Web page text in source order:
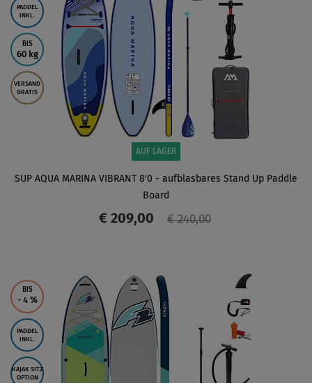
PADDEL
INKL.
BIS
60 kg
VERSAND
GRATIS
AUF LAGER
SUP AQUA MARINA VIBRANT 8'0 - aufblasbares Stand Up Paddle
Board
€ 209,00 € 240,00
ANZEIGEN
BIS
- 4 %
PADDEL
INKL.
KAJAK SITZ
OPTION